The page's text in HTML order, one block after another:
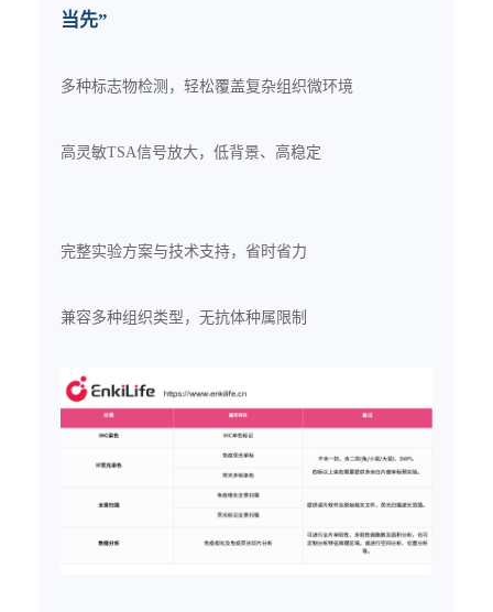
当先”
多种标志物检测，轻松覆盖复杂组织微环境
高灵敏TSA信号放大，低背景、高稳定
完整实验方案与技术支持，省时省力
兼容多种组织类型，无抗体种属限制